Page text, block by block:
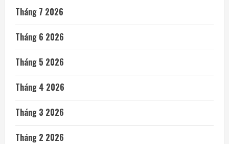
Tháng 7 2026
Tháng 6 2026
Tháng 5 2026
Tháng 4 2026
Tháng 3 2026
Tháng 2 2026